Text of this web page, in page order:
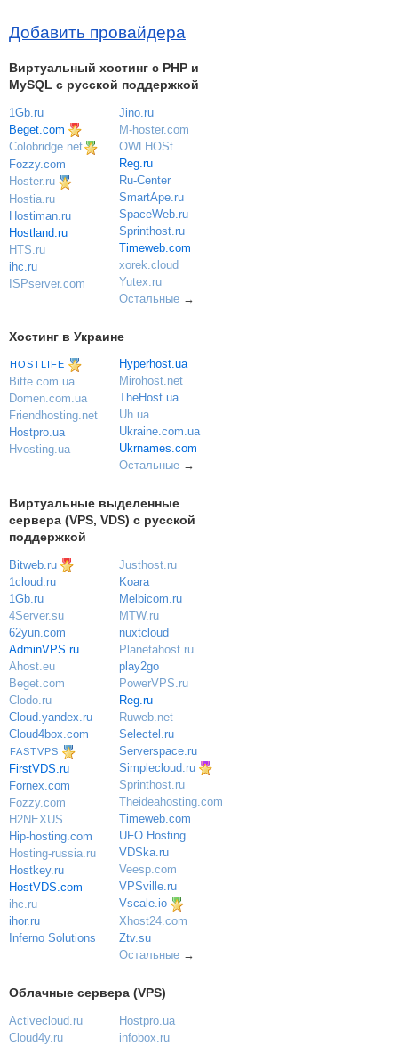
Добавить провайдера
Виртуальный хостинг c PHP и
MySQL с русской поддержкой
1Gb.ru
Beget.com
Colobridge.net
Fozzy.com
Hoster.ru
Hostia.ru
Hostiman.ru
Hostland.ru
HTS.ru
ihc.ru
ISPserver.com
Jino.ru
M-hoster.com
OWLHOSt
Reg.ru
Ru-Center
SmartApe.ru
SpaceWeb.ru
Sprinthost.ru
Timeweb.com
xorek.cloud
Yutex.ru
Остальные→
Хостинг в Украине
HOSTLIFE
Bitte.com.ua
Domen.com.ua
Friendhosting.net
Hostpro.ua
Hvosting.ua
Hyperhost.ua
Mirohost.net
TheHost.ua
Uh.ua
Ukraine.com.ua
Ukrnames.com
Остальные→
Виртуальные выделенные
сервера (VPS, VDS) с русской
поддержкой
Bitweb.ru
1cloud.ru
1Gb.ru
4Server.su
62yun.com
AdminVPS.ru
Ahost.eu
Beget.com
Clodo.ru
Cloud.yandex.ru
Cloud4box.com
FASTVPS
FirstVDS.ru
Fornex.com
Fozzy.com
H2NEXUS
Hip-hosting.com
Hosting-russia.ru
Hostkey.ru
HostVDS.com
ihc.ru
ihor.ru
Inferno Solutions
Justhost.ru
Koara
Melbicom.ru
MTW.ru
nuxtcloud
Planetahost.ru
play2go
PowerVPS.ru
Reg.ru
Ruweb.net
Selectel.ru
Serverspace.ru
Simplecloud.ru
Sprinthost.ru
Theideahosting.com
Timeweb.com
UFO.Hosting
VDSka.ru
Veesp.com
VPSville.ru
Vscale.io
Xhost24.com
Ztv.su
Остальные→
Облачные сервера (VPS)
Activecloud.ru
Cloud4y.ru
Hostpro.ua
infobox.ru